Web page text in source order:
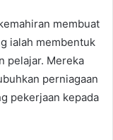
membuat
ialah membentuk
pelajar. Mereka
perniagaan
pekerjaan kepada